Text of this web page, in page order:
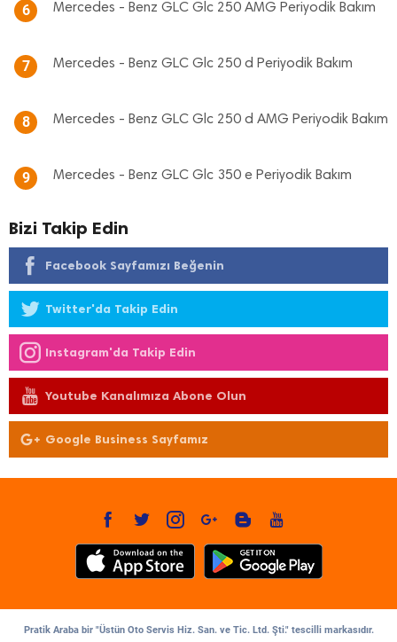
6 Mercedes - Benz GLC Glc 250 AMG Periyodik Bakım
7 Mercedes - Benz GLC Glc 250 d Periyodik Bakım
8 Mercedes - Benz GLC Glc 250 d AMG Periyodik Bakım
9 Mercedes - Benz GLC Glc 350 e Periyodik Bakım
Bizi Takip Edin
Facebook Sayfamızı Beğenin
Twitter'da Takip Edin
Instagram'da Takip Edin
Youtube Kanalımıza Abone Olun
Google Business Sayfamız
Pratik Araba bir "Üstün Oto Servis Hiz. San. ve Tic. Ltd. Şti." tescilli markasıdır.